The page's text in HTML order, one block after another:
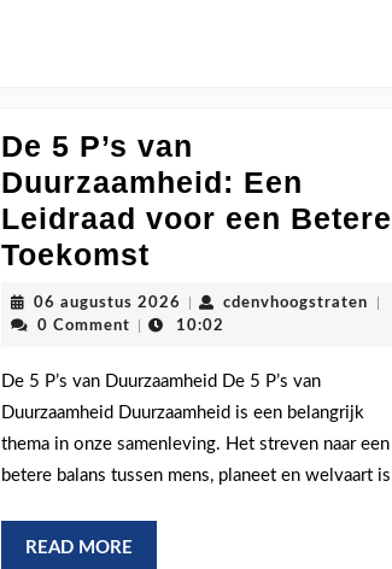
De 5 P’s van
Duurzaamheid: Een
Leidraad voor een Betere
Toekomst
5
P’s
Duurzaamheid:
Een
Leidraad
06 augustus 2026 06
augustus
cdenvhoogstraten
0 Comment 10:02
De 5 P’s van Duurzaamheid De 5 P’s van
Duurzaamheid Duurzaamheid is een belangrijk
thema in onze samenleving. Het streven naar een
betere balans tussen mens, planeet en welvaart is
READ MORE